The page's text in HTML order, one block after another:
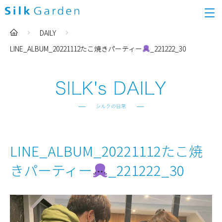
DAILY
LINE_ALBUM_20221112たこ焼きパーティー
_221222_30
LINE_ALBUM_20221112たこ焼
きパーティー
_221222_30